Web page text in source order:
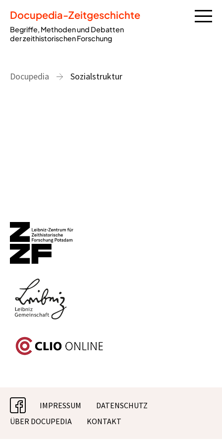
Docupedia-Zeitgeschichte
Begriffe, Methoden und Debatten
der zeithistorischen Forschung
Docupedia Sozialstruktur
facebookIMPRESSUM
DATENSCHUTZ
ÜBER DOCUPEDIA
KONTAKT